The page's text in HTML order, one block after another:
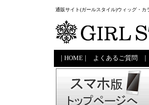
通販サイト(ガールスタイル)ウィッグ・
HOME よくあるご質問